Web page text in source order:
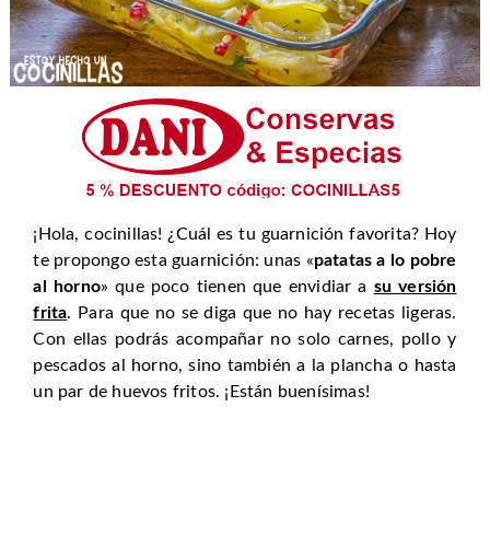
¡Hola, cocinillas! ¿Cuál es tu guarnición favorita? Hoy
te propongo esta guarnición: unas «patatas a lo pobre
al horno» que poco tienen que envidiar a su versión
frita. Para que no se diga que no hay recetas ligeras.
Con ellas podrás acompañar no solo carnes, pollo y
pescados al horno, sino también a la plancha o hasta
un par de huevos fritos. ¡Están buenísimas!